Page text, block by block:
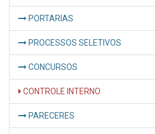
PORTARIAS
PROCESSOS SELETIVOS
CONCURSOS
CONTROLE INTERNO
PARECERES